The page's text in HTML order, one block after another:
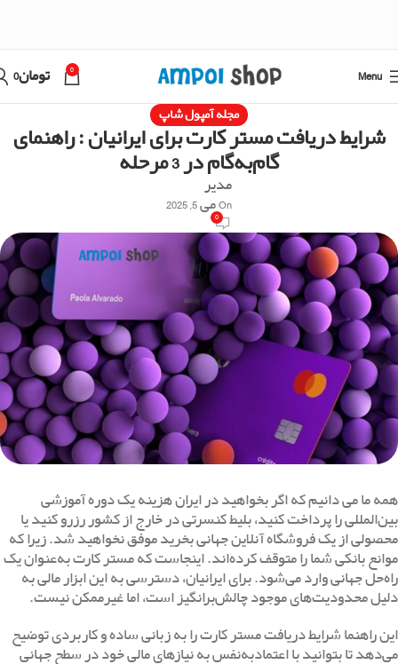
Menu
0 تومان0
مجله آمپول شاپ
شرایط دریافت مستر کارت برای ایرانیان : راهنمای
گام‌به‌گام در 3 مرحله
مدیر
On می 5, 2025
0
همه ما می دانیم که اگر بخواهید در ایران هزینه یک دوره آموزشی
بین‌المللی را پرداخت کنید، بلیط کنسرتی در خارج از کشور رزرو کنید یا
محصولی از یک فروشگاه آنلاین جهانی بخرید موفق نخواهید شد. زیرا که
موانع بانکی شما را متوقف کرده‌اند. اینجاست که مستر کارت به‌عنوان یک
راه‌حل جهانی وارد می‌شود. برای ایرانیان، دسترسی به این ابزار مالی به
دلیل محدودیت‌های موجود چالش‌برانگیز است، اما غیرممکن نیست.
این راهنما شرایط دریافت مستر کارت را به زبانی ساده و کاربردی توضیح
می‌دهد تا بتوانید با اعتمادبه‌نفس به نیازهای مالی خود در سطح جهانی